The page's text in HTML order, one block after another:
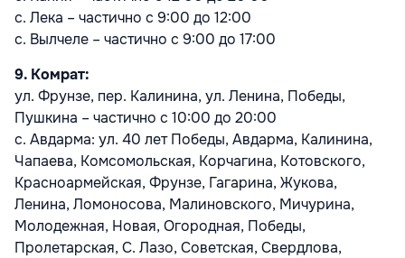
с. Лека – частично с 9:00 до 12:00
с. Вылчеле – частично с 9:00 до 17:00
9. Комрат:
ул. Фрунзе, пер. Калинина, ул. Ленина, Победы,
Пушкина – частично с 10:00 до 20:00
с. Авдарма: ул. 40 лет Победы, Авдарма, Калинина,
Чапаева, Комсомольская, Корчагина, Котовского,
Красноармейская, Фрунзе, Гагарина, Жукова,
Ленина, Ломоносова, Малиновского, Мичурина,
Молодежная, Новая, Огородная, Победы,
Пролетарская, С. Лазо, Советская, Свердлова,